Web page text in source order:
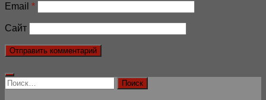
Email *
Сайт
Найти: